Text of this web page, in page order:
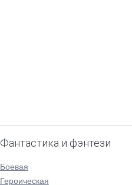
Фантастика и фэнтези
Боевая
Героическая